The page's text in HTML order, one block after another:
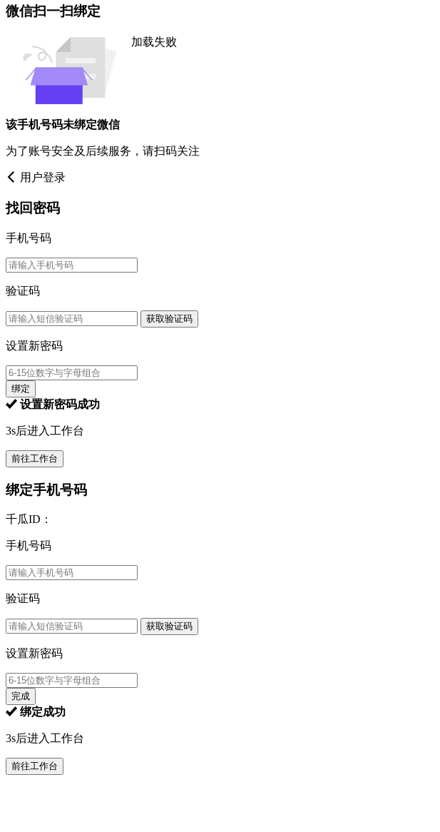
微信扫一扫绑定
加载失败
该手机号码未绑定微信
为了账号安全及后续服务，请扫码关注
用户登录
找回密码
手机号码
验证码
获取验证码
设置新密码
绑定
设置新密码成功
3s后进入工作台
前往工作台
绑定手机号码
千瓜ID：
手机号码
验证码
获取验证码
设置新密码
完成
绑定成功
3s后进入工作台
前往工作台